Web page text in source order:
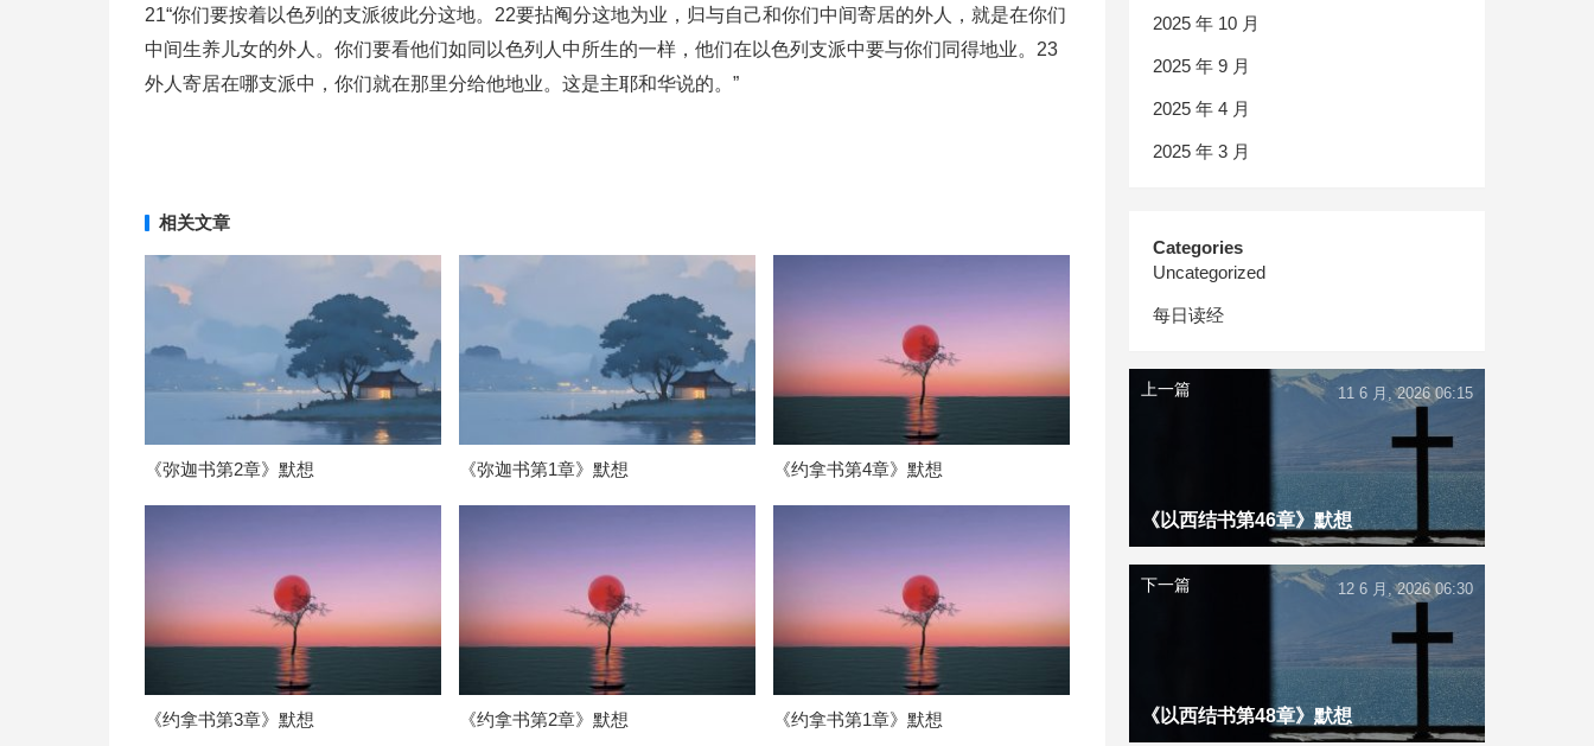
21“你们要按着以色列的支派彼此分这地。22要拈阄分这地为业，归与自己和你们中间寄居的外人，就是在你们
中间生养儿女的外人。你们要看他们如同以色列人中所生的一样，他们在以色列支派中要与你们同得地业。23
外人寄居在哪支派中，你们就在那里分给他地业。这是主耶和华说的。”
相关文章
《弥迦书第2章》默想 《弥迦书第1章》默想 《约拿书第4章》默想
《约拿书第3章》默想 《约拿书第2章》默想 《约拿书第1章》默想
2025 年 10 月
2025 年 9 月
2025 年 4 月
2025 年 3 月
Categories
Uncategorized
每日读经
上一篇
《以西结书第46章》默想
11 6 月, 2026 06:15
下一篇
《以西结书第48章》默想
12 6 月, 2026 06:30